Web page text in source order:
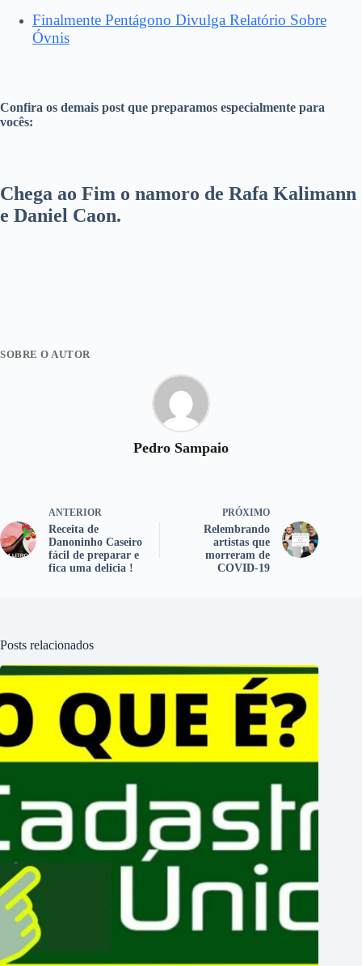
Finalmente Pentágono Divulga Relatório Sobre
Óvnis
Confira os demais post que preparamos especialmente para
vocês:
Chega ao Fim o namoro de Rafa Kalimann
e Daniel Caon.
SOBRE O AUTOR
Pedro Sampaio
ANTERIOR
Receita de
Danoninho Caseiro
fácil de preparar e
fica uma delicia !
PRÓXIMO
Relembrando
artistas que
morreram de
COVID-19
Posts relacionados